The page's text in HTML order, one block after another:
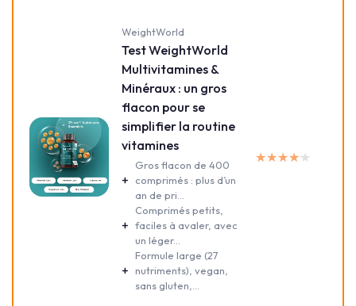
WeightWorld
Test WeightWorld
Multivitamines &
Minéraux : un gros
flacon pour se
simplifier la routine
vitamines
+
Gros flacon de 400
comprimés : plus d’un
an de pri...
+
Comprimés petits,
faciles à avaler, avec
un léger...
+
Formule large (27
nutriments), vegan,
sans gluten,...
★★★★★
★★★★★